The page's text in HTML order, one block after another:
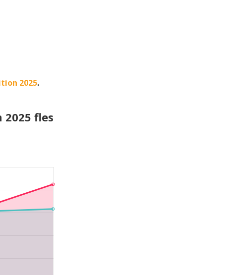
2025.
2025 fles